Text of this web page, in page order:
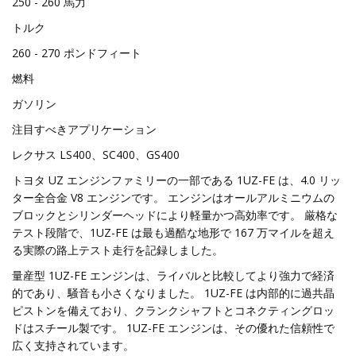
トルク
260 - 270 ポンドフィート
燃料
ガソリン
注目すべきアプリケーション
レクサス LS400、SC400、GS400
トヨタ UZ エンジンファミリーの一部である 1UZ-FE は、4.0 リッ
ター全合金 V8 エンジンです。 エンジンはオールアルミニウムの
ブロックとシリンダーヘッドにより軽量かつ高効率です。 厳格な
テスト段階で、1UZ-FE は最も過酷な地形で 167 万マイルを超え
る実際の路上テスト走行を記録しました。
量産型 1UZ-FE エンジンは、ライバルと比較してより強力で経済
的であり、騒音も小さくなりました。 1UZ-FE は内部的に過共晶
ピストンを備えており、クランクシャフトとコネクティングロッ
ドはスチール製です。 1UZ-FE エンジンは、その優れた信頼性で
広く支持されています。